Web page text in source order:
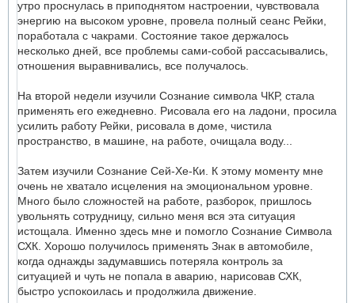
утро проснулась в приподнятом настроении, чувствовала
энергию на высоком уровне, провела полный сеанс Рейки,
поработала с чакрами. Состояние такое держалось
несколько дней, все проблемы сами-собой рассасывались,
отношения выравнивались, все получалось.
На второй недели изучили Сознание символа ЧКР, стала
применять его ежедневно. Рисовала его на ладони, просила
усилить работу Рейки, рисовала в доме, чистила
пространство, в машине, на работе, очищала воду...
Затем изучили Сознание Сей-Хе-Ки. К этому моменту мне
очень не хватало исцеления на эмоциональном уровне.
Много было сложностей на работе, разборок, пришлось
увольнять сотрудницу, сильно меня вся эта ситуация
истощала. Именно здесь мне и помогло Сознание Символа
СХК. Хорошо получилось применять Знак в автомобиле,
когда однажды задумавшись потеряла контроль за
ситуацией и чуть не попала в аварию, нарисовав СХК,
быстро успокоилась и продолжила движение.